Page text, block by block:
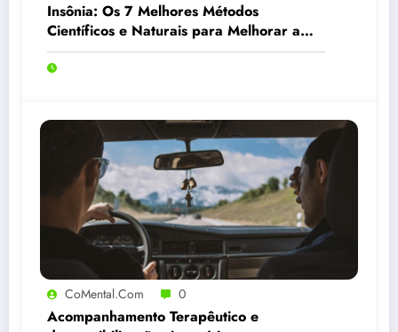
Insônia: Os 7 Melhores Métodos
Científicos e Naturais para Melhorar a
Qualidade do Sono
CoMental.com 0
Acompanhamento Terapêutico e